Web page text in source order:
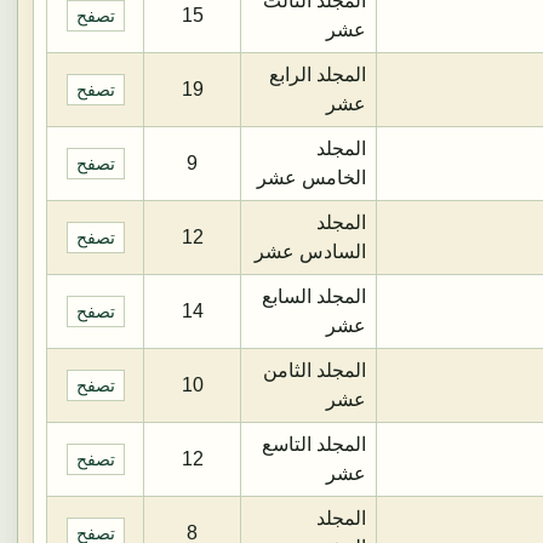
عشر
15 تصفح
المجلد الرابع
عشر
19 تصفح
المجلد
الخامس عشر
9 تصفح
المجلد
السادس عشر
12 تصفح
المجلد السابع
عشر
14 تصفح
المجلد الثامن
عشر
10 تصفح
المجلد التاسع
عشر
12 تصفح
المجلد
8 تصفح